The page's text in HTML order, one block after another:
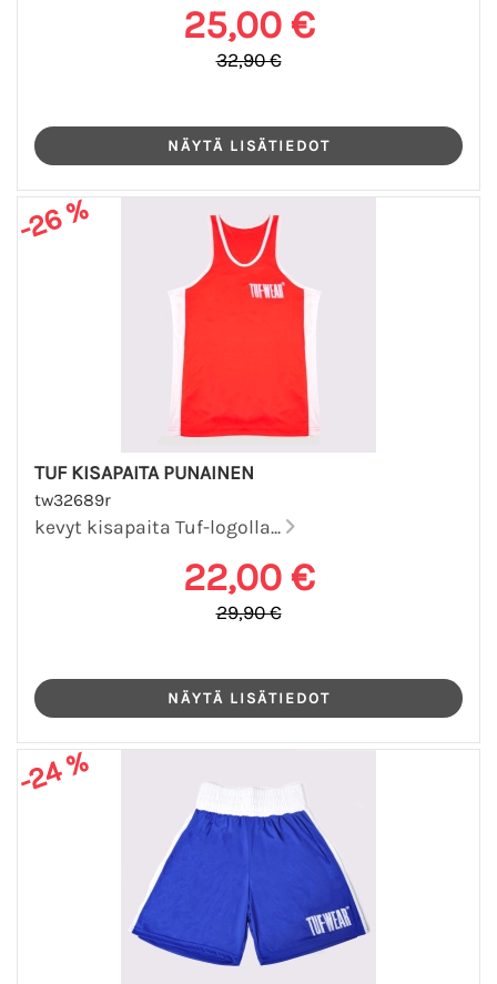
25,00 €
32,90 €
-26 %
TUF KISAPAITA PUNAINEN
tw32689r
kevyt kisapaita Tuf-logolla...
22,00 €
29,90 €
-24 %